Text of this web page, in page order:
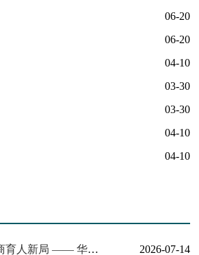
06-20
06-20
04-10
03-30
03-30
04-10
04-10
深化产教融合 共商育人新局 —— 华为技术有限公司一行来我校考察...
2026-07-14